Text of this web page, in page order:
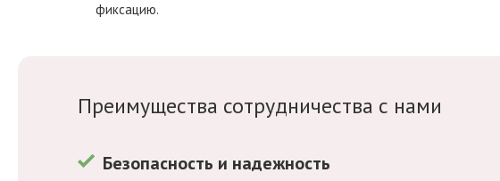
фиксацию.
Преимущества сотрудничества с нами
Безопасность и надежность